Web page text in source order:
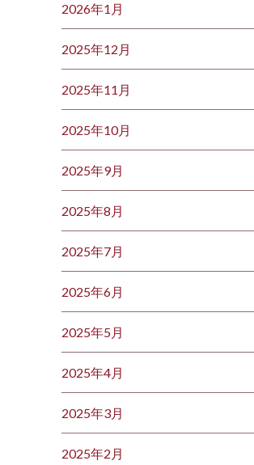
2026年1月
2025年12月
2025年11月
2025年10月
2025年9月
2025年8月
2025年7月
2025年6月
2025年5月
2025年4月
2025年3月
2025年2月